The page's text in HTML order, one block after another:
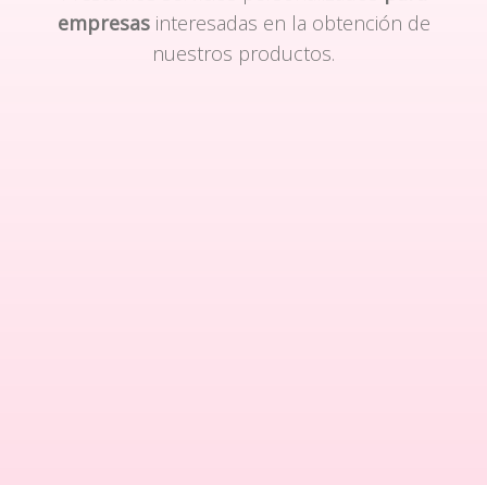
empresasinteresadas en la obtención de
nuestros productos.